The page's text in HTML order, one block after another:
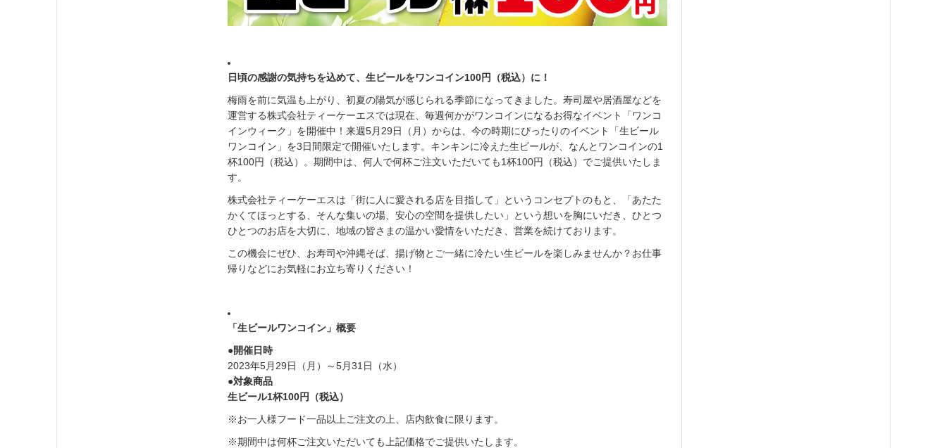
日頃の感謝の気持ちを込めて、生ビールをワンコイン100円（税込）に！
梅雨を前に気温も上がり、初夏の陽気が感じられる季節になってきました。寿司屋や居酒屋などを
運営する株式会社ティーケーエスでは現在、毎週何かがワンコインになるお得なイベント「ワンコ
インウィーク」を開催中！来週5月29日（月）からは、今の時期にぴったりのイベント「生ビール
ワンコイン」を3日間限定で開催いたします。キンキンに冷えた生ビールが、なんとワンコインの1
杯100円（税込）。期間中は、何人で何杯ご注文いただいても1杯100円（税込）でご提供いたしま
す。
株式会社ティーケーエスは「街に人に愛される店を目指して」というコンセプトのもと、「あたた
かくてほっとする、そんな集いの場、安心の空間を提供したい」という想いを胸にいだき、ひとつ
ひとつのお店を大切に、地域の皆さまの温かい愛情をいただき、営業を続けております。
この機会にぜひ、お寿司や沖縄そば、揚げ物とご一緒に冷たい生ビールを楽しみませんか？お仕事
帰りなどにお気軽にお立ち寄りください！
「生ビールワンコイン」概要
●開催日時
2023年5月29日（月）～5月31日（水）
●対象商品
生ビール1杯100円（税込）
※お一人様フード一品以上ご注文の上、店内飲食に限ります。
※期間中は何杯ご注文いただいても上記価格でご提供いたします。